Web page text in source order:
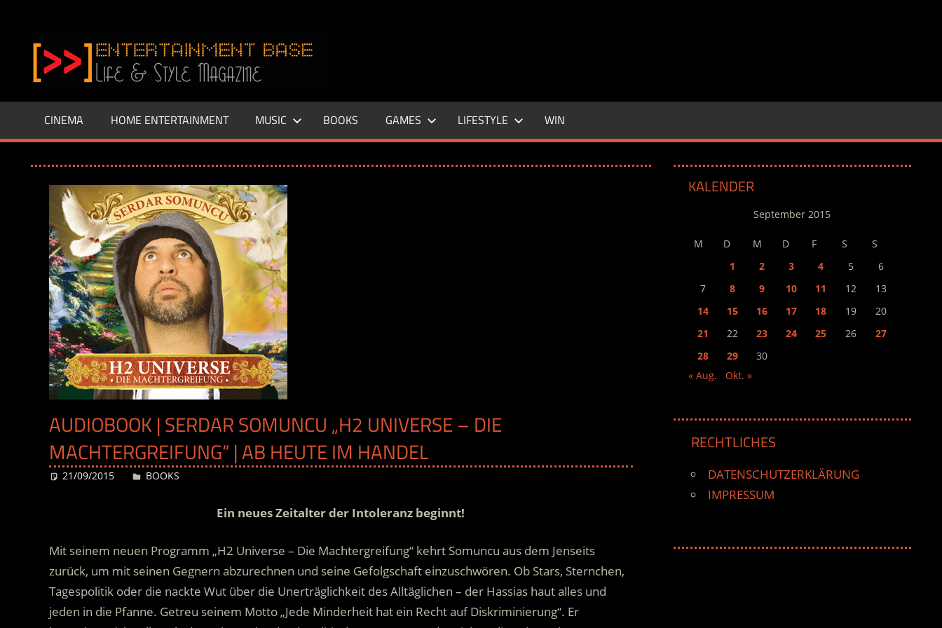
springen
–
LIFE
Base.de
CINEMA HOME ENTERTAINMENT MUSIC BOOKS GAMES LIFESTYLE WIN
AUDIOBOOK | SERDAR SOMUNCU „H2 UNIVERSE – DIE
MACHTERGREIFUNG“ | AB HEUTE IM HANDEL
21/09/2015 Desiree
BOOKS
Ein neues Zeitalter der Intoleranz beginnt!
Mit seinem neuen Programm „H2 Universe – Die Machtergreifung“ kehrt Somuncu aus dem Jenseits
zurück, um mit seinen Gegnern abzurechnen und seine Gefolgschaft einzuschwören. Ob Stars, Sternchen,
Tagespolitik oder die nackte Wut über die Unerträglichkeit des Alltäglichen – der Hassias haut alles und
jeden in die Pfanne. Getreu seinem Motto „Jede Minderheit hat ein Recht auf Diskriminierung“. Er
KALENDER
September 2015
M D M D F S
S
1
2 3 4 5
6
7
8 9 10 11 12
13
14
15 16 17 18 19
20
21
22 23 24 25 26
27
28
29
30
« Aug.
Okt. »
RECHTLICHES
DATENSCHUTZERKLÄRUNG
IMPRESSUM